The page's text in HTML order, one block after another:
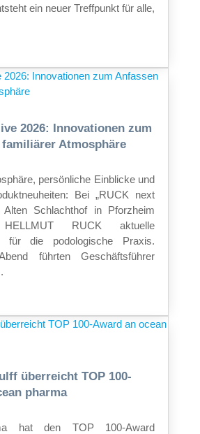
ein neuer Treffpunkt für alle,
2026: Innovationen zum
Atmosphäre
persönliche Einblicke und
Bei „RUCK next
Schlachthof in Pforzheim
HELLMUT RUCK aktuelle
für die podologische Praxis.
führten Geschäftsführer
überreicht TOP 100-
pharma
hat den TOP 100-Award